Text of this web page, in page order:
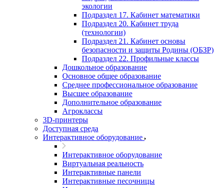
экологии
Подраздел 17. Кабинет математики
Подраздел 20. Кабинет труда
(технологии)
Подраздел 21. Кабинет основы
безопасности и защиты Родины (ОБЗР)
Подраздел 22. Профильные классы
Дошкольное образование
Основное общее образование
Среднее профессиональное образование
Высшее образование
Дополнительное образование
Агроклассы
3D-принтеры
Доступная среда
Интерактивное оборудование
Интерактивное оборудование
Виртуальная реальность
Интерактивные панели
Интерактивные песочницы